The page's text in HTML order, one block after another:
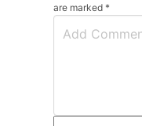
are marked *